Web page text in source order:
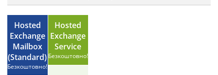
Hosted
Exchange
Mailbox
(Standard)
Безкоштовно!
Hosted
Exchange
Service
Безкоштовно!